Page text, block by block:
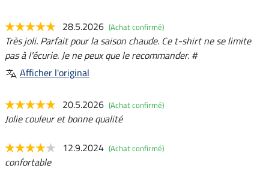
28.5.2026 (Achat confirmé)
Très joli. Parfait pour la saison chaude. Ce t-shirt ne se limite
pas à l'écurie. Je ne peux que le recommander. #
Afficher l'original
20.5.2026 (Achat confirmé)
Jolie couleur et bonne qualité
12.9.2024 (Achat confirmé)
confortable